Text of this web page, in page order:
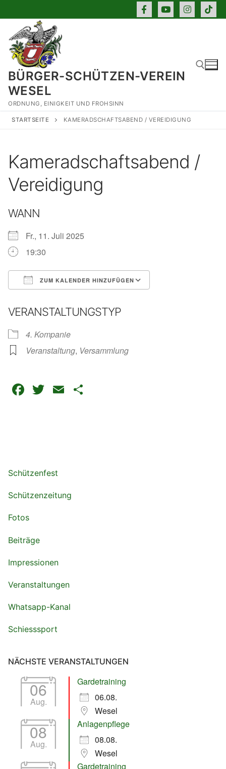
Inhalt
springen
BÜRGER-SCHÜTZEN-VEREIN
WESEL
ORDNUNG, EINIGKEIT UND FROHSINN
Suchen nach:
STARTSEITE KAMERADSCHAFTSABEND / VEREIDIGUNG
Kameradschaftsabend /
Vereidigung
WANN
Fr., 11. Juli 2025
19:30
ZUM KALENDER HINZUFÜGEN
VERANSTALTUNGSTYP
4. Kompanie
Veranstaltung, Versammlung
Facebook
Twitter
Email
Schützenfest
Schützenzeitung
Fotos
Beiträge
Impressionen
Veranstaltungen
Whatsapp-Kanal
Schiesssport
NÄCHSTE VERANSTALTUNGEN
06
Aug.
Gardetraining
06.08.
Wesel
08
Aug.
Anlagenpflege
08.08.
Wesel
Gardetraining